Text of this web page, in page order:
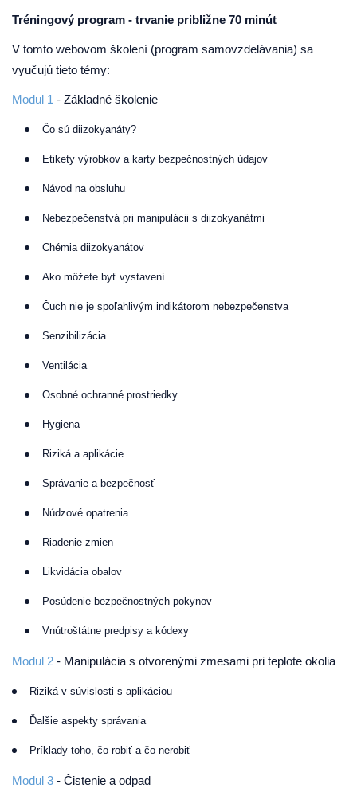
Tréningový program - trvanie približne 70 minút
V tomto webovom školení (program samovzdelávania) sa
vyučujú tieto témy:
Modul 1 - Základné školenie
Čo sú diizokyanáty?
Etikety výrobkov a karty bezpečnostných údajov
Návod na obsluhu
Nebezpečenstvá pri manipulácii s diizokyanátmi
Chémia diizokyanátov
Ako môžete byť vystavení
Čuch nie je spoľahlivým indikátorom nebezpečenstva
Senzibilizácia
Ventilácia
Osobné ochranné prostriedky
Hygiena
Riziká a aplikácie
Správanie a bezpečnosť
Núdzové opatrenia
Riadenie zmien
Likvidácia obalov
Posúdenie bezpečnostných pokynov
Vnútroštátne predpisy a kódexy
Modul 2 - Manipulácia s otvorenými zmesami pri teplote okolia
Riziká v súvislosti s aplikáciou
Ďalšie aspekty správania
Príklady toho, čo robiť a čo nerobiť
Modul 3 - Čistenie a odpad